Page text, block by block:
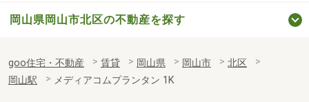
岡山県岡山市北区の不動産を探す
goo住宅・不動産 賃貸 岡山県 岡山市
北区
岡山駅
メディアコムプランタン 1K